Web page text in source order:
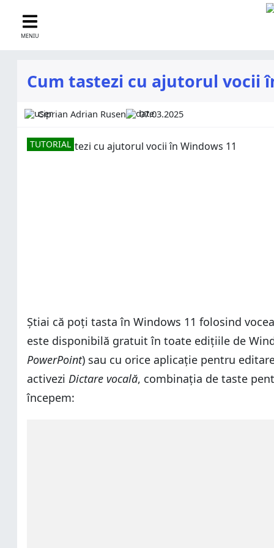
MENIU
Cum tastezi cu ajutorul vocii
Ciprian Adrian Rusen 07.03.2025
TUTORIAL
Știai că poți tasta în Windows 11 folosind
este disponibilă gratuit în toate edițiile de
PowerPoint) sau cu orice aplicație pentru
activezi Dictare vocală, combinația de taste
începem: